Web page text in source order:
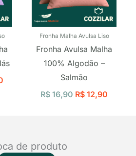
Fronha Malha Avulsa Liso
Fronha Avulsa Malha
100% Algodão –
Salmão
R$16,90 R$ 12,90
de produto